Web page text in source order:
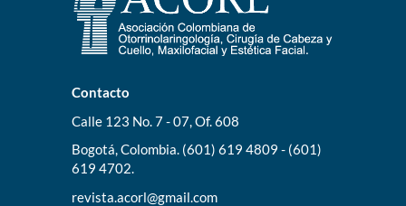
Contacto
Calle 123 No. 7 - 07, Of. 608
Bogotá, Colombia. (601) 619 4809 - (601)
619 4702.
revista.acorl@gmail.com